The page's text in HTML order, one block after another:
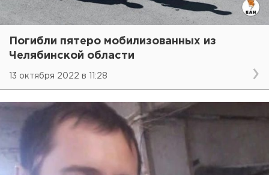
Погибли пятеро мобилизованных из
Челябинской области
13 октября 2022 в 11:28